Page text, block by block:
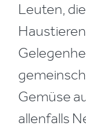
Leuten,
Gemüse
allenfalls